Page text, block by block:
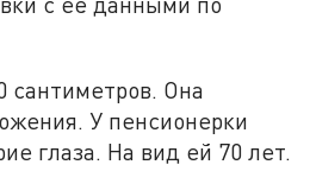
сантиметров. Она
У пенсионерки
глаза. На вид ей 70 лет.